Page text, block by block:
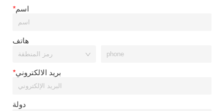
*اسم
هاتف
*بريد الالكتروني
دولة